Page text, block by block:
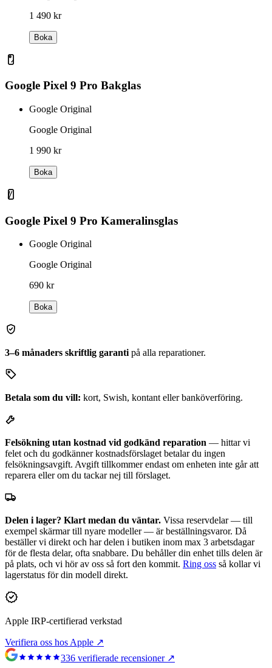
1 490 kr
Boka
Google Pixel 9 Pro Bakglas
Google Original
Google Original
1 990 kr
Boka
Google Pixel 9 Pro Kameralinsglas
Google Original
Google Original
690 kr
Boka
3–6 månaders skriftlig garanti på alla reparationer.
Betala som du vill: kort, Swish, kontant eller banköverföring.
Felsökning utan kostnad vid godkänd reparation — hittar vi
felet och du godkänner kostnadsförslaget betalar du ingen
felsökningsavgift. Avgift tillkommer endast om enheten inte går att
reparera eller om du tackar nej till förslaget.
Delen i lager? Klart medan du väntar. Vissa reservdelar — till
exempel skärmar till nyare modeller — är beställningsvaror. Då
beställer vi direkt och har delen i butiken inom max 3 arbetsdagar
för de flesta delar, ofta snabbare. Du behåller din enhet tills delen är
på plats, och vi hör av oss så fort den kommit. Ring oss så kollar vi
lagerstatus för din modell direkt.
Apple IRP-certifierad verkstad
Verifiera oss hos Apple ↗
336 verifierade recensioner ↗